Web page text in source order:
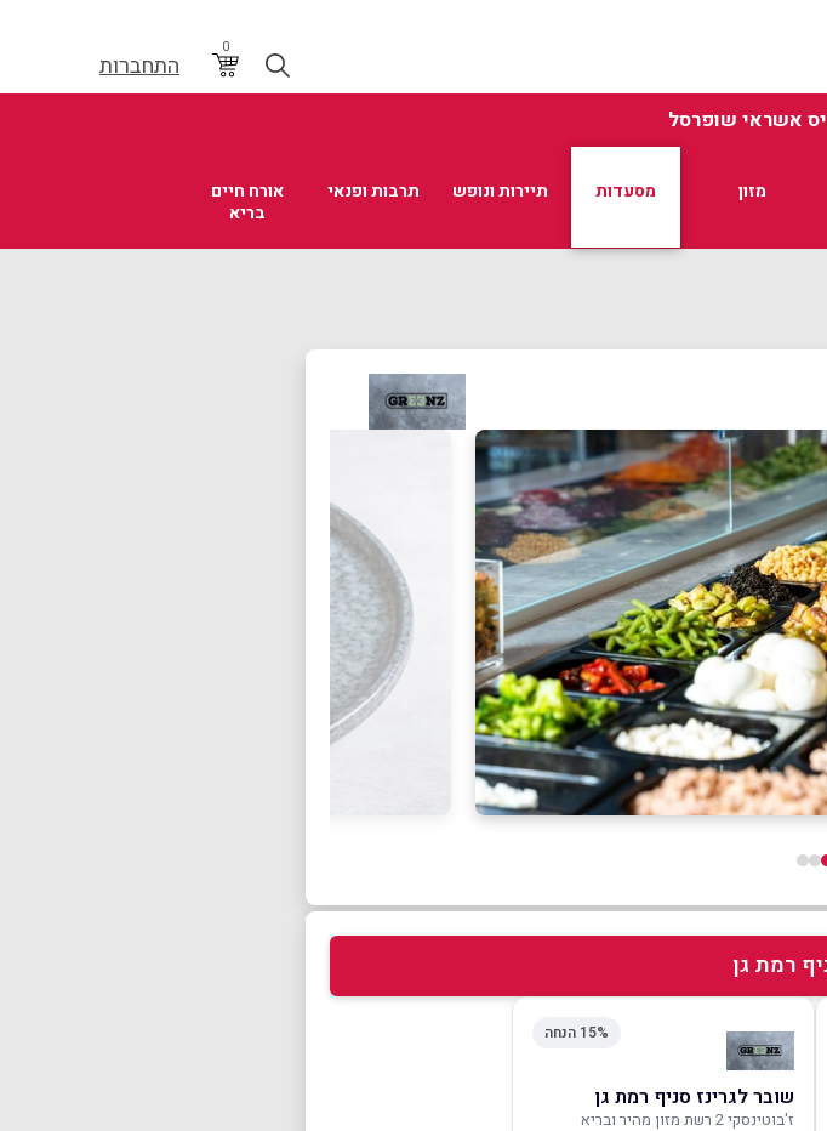
0
התחברות
אשראי שופרסל
מזון מסעדות תיירות ונופש תרבות ופנאי
אורח חיים
בריא
רמת גן
15% הנחה
שובר לגרינז סניף רמת גן
ז'בוטינסקי 2 רשת מזון מהיר ובריא